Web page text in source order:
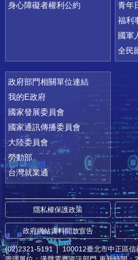
身心障礙者權利公約
青年
福利
國軍
全民
政府部門相關單位連結
我的E政府
國家發展委員會
國家通訊傳播委員會
大陸委員會
勞動部
台灣就業通
隱私權保護政策
政府網站資料開放宣告
(02)2321-5191 │ 100012臺北市中正區